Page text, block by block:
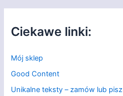
Ciekawe linki:
Mój sklep
Good Content
Unikalne teksty – zamów lub pisz